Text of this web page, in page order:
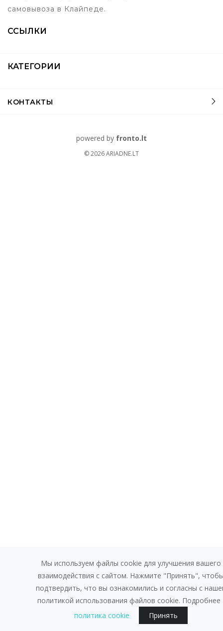
самовывоза в Клайпеде.
ССЫЛКИ
КАТЕГОРИИ
КОНТАКТЫ
© 2026ARIADNE.LT
powered by fronto.lt
Мы используем файлы cookie для улучшения вашего
взаимодействия с сайтом. Нажмите "Принять",
подтвердить, что вы ознакомились и согласны с
политикой использования файлов cookie. Подробнее
политика cookie
Принять